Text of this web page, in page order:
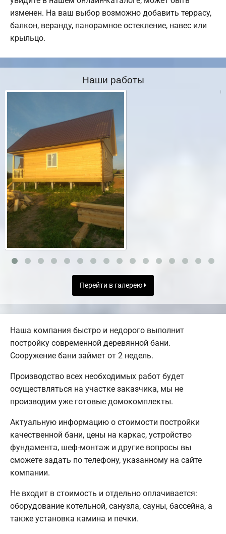
изменен. На ваш выбор возможно добавить террасу,
балкон, веранду, панорамное остекление, навес или
крыльцо.
Наши работы
Перейти в галерею
Наша компания быстро и недорого выполнит
постройку современной деревянной бани.
Сооружение бани займет от 2 недель.
Производство всех необходимых работ будет
осуществляться на участке заказчика, мы не
производим уже готовые домокомплекты.
Актуальную информацию о стоимости постройки
качественной бани, цены на каркас, устройство
фундамента, шеф-монтаж и другие вопросы вы
сможете задать по телефону, указанному на сайте
компании.
Не входит в стоимость и отдельно оплачивается:
оборудование котельной, санузла, сауны, бассейна, а
также установка камина и печки.